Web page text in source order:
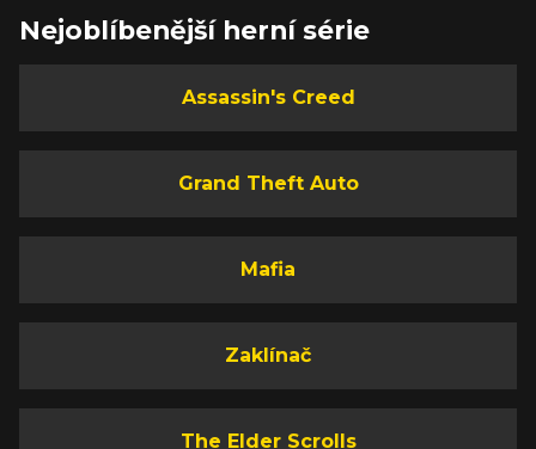
Nejoblíbenější herní série
Assassin's Creed
Grand Theft Auto
Mafia
Zaklínač
The Elder Scrolls